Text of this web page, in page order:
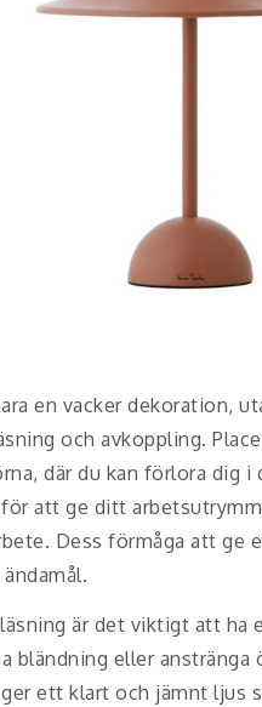
en vacker dekoration,
och avkoppling.
där du kan förlora dig
för att ge ditt
Dess förmåga att
är det viktigt att
bländning eller
ger ett klart och jämnt